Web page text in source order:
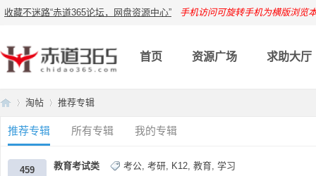
收藏不迷路“赤道365论坛，网盘资源中心” 手机访问可旋转手机为横版浏览
首页 资源广场 求助大厅
赤 ›
淘帖
›
推荐专辑
推荐专辑 所有专辑 我的专辑
459
教育考试类 考公, 考研, K12, 教育, 学习